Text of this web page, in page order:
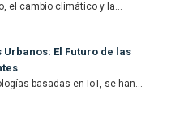
el cambio climático y la...
El Futuro de las
basadas en IoT, se han...